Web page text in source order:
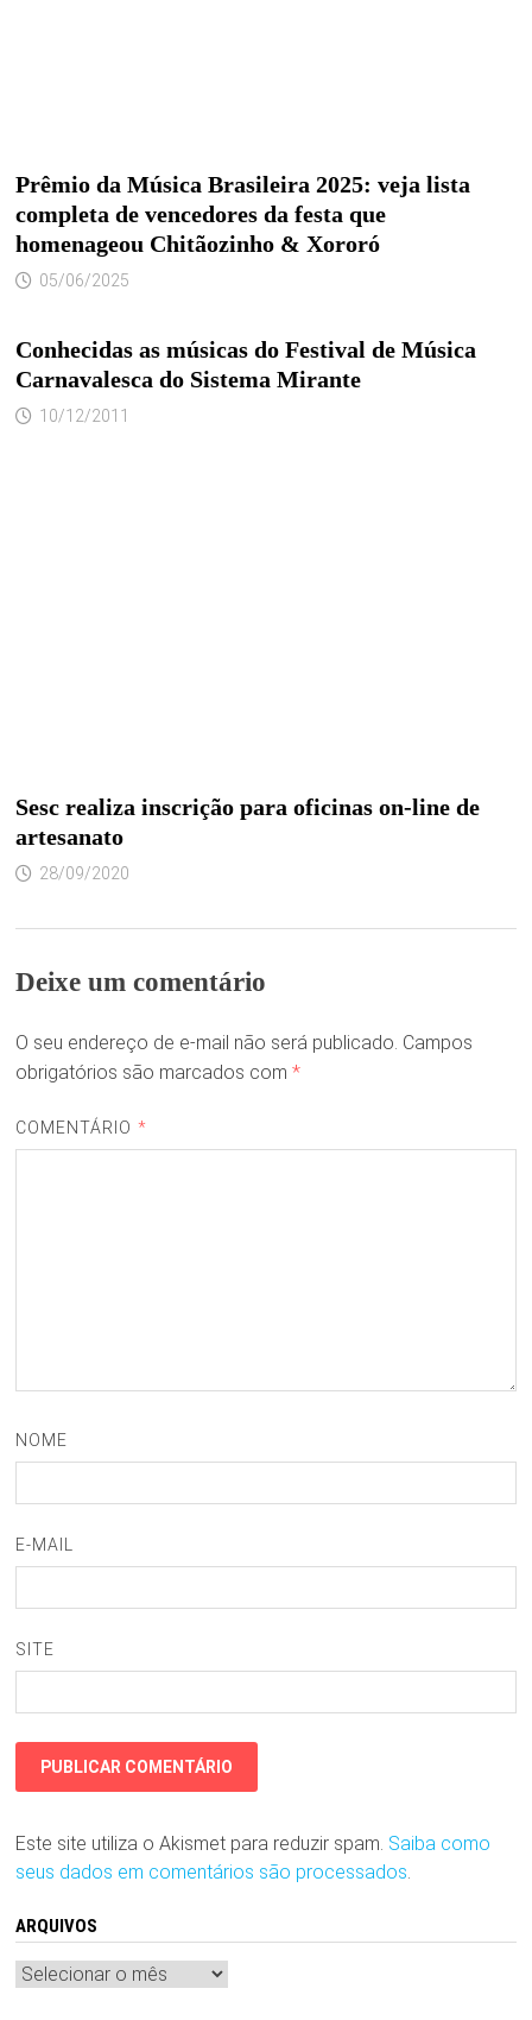
Prêmio da Música Brasileira 2025: veja lista
completa de vencedores da festa que
homenageou Chitãozinho & Xororó
05/06/2025
Conhecidas as músicas do Festival de Música
Carnavalesca do Sistema Mirante
10/12/2011
Sesc realiza inscrição para oficinas on-line de
artesanato
28/09/2020
Deixe um comentário
O seu endereço de e-mail não será publicado. Campos
obrigatórios são marcados com *
COMENTÁRIO *
NOME
E-MAIL
SITE
Este site utiliza o Akismet para reduzir spam. Saiba como
seus dados em comentários são processados.
ARQUIVOS
Arquivos